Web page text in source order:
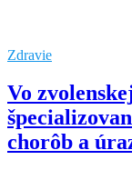
Zdravie
Vo
chorôb a